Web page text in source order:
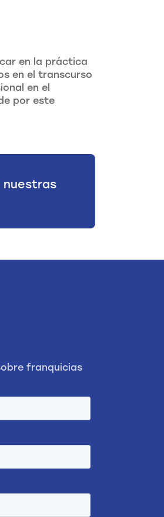
en la práctica
en el transcurso
en el
por este
nuestras
franquicias